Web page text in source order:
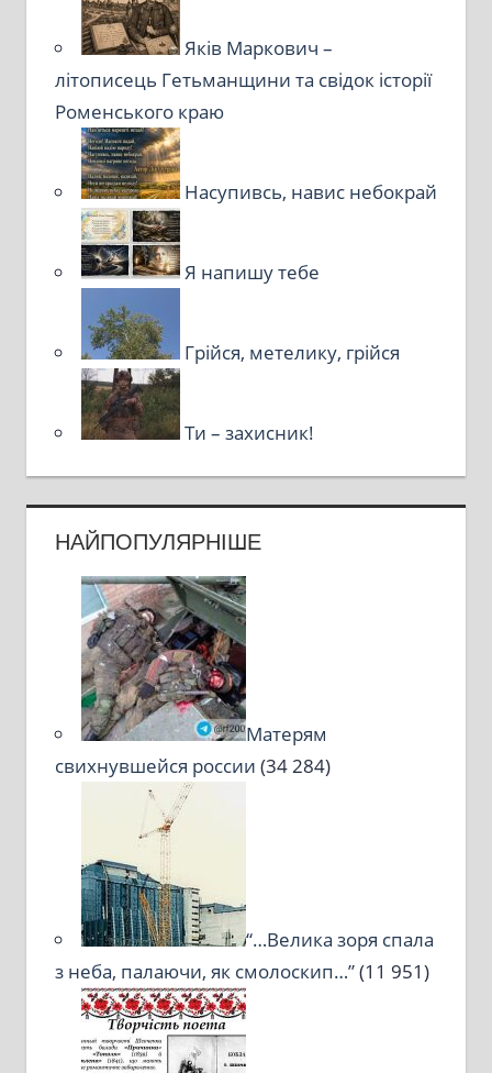
Яків Маркович –
літописець Гетьманщини та свідок історії
Роменського краю
Насупивсь, навис небокрай
Я напишу тебе
Грійся, метелику, грійся
Ти – захисник!
НАЙПОПУЛЯРНІШЕ
Матерям
свихнувшейся россии (34 284)
“…Велика зоря спала
з неба, палаючи, як смолоскип…”(11 951)